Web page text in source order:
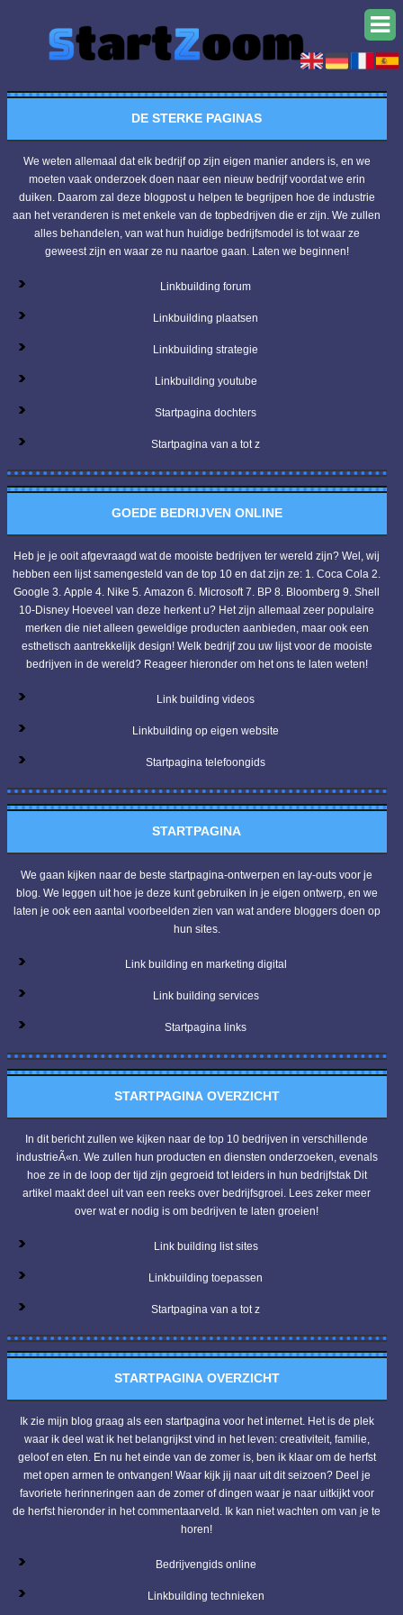
DE STERKE PAGINAS
We weten allemaal dat elk bedrijf op zijn eigen manier anders is, en we
moeten vaak onderzoek doen naar een nieuw bedrijf voordat we erin
duiken. Daarom zal deze blogpost u helpen te begrijpen hoe de industrie
aan het veranderen is met enkele van de topbedrijven die er zijn. We zullen
alles behandelen, van wat hun huidige bedrijfsmodel is tot waar ze
geweest zijn en waar ze nu naartoe gaan. Laten we beginnen!
Linkbuilding forum
Linkbuilding plaatsen
Linkbuilding strategie
Linkbuilding youtube
Startpagina dochters
Startpagina van a tot z
GOEDE BEDRIJVEN ONLINE
Heb je je ooit afgevraagd wat de mooiste bedrijven ter wereld zijn? Wel, wij
hebben een lijst samengesteld van de top 10 en dat zijn ze: 1. Coca Cola 2.
Google 3. Apple 4. Nike 5. Amazon 6. Microsoft 7. BP 8. Bloomberg 9. Shell
10-Disney Hoeveel van deze herkent u? Het zijn allemaal zeer populaire
merken die niet alleen geweldige producten aanbieden, maar ook een
esthetisch aantrekkelijk design! Welk bedrijf zou uw lijst voor de mooiste
bedrijven in de wereld? Reageer hieronder om het ons te laten weten!
Link building videos
Linkbuilding op eigen website
Startpagina telefoongids
STARTPAGINA
We gaan kijken naar de beste startpagina-ontwerpen en lay-outs voor je
blog. We leggen uit hoe je deze kunt gebruiken in je eigen ontwerp, en we
laten je ook een aantal voorbeelden zien van wat andere bloggers doen op
hun sites.
Link building en marketing digital
Link building services
Startpagina links
STARTPAGINA OVERZICHT
In dit bericht zullen we kijken naar de top 10 bedrijven in verschillende
industrieÃ«n. We zullen hun producten en diensten onderzoeken, evenals
hoe ze in de loop der tijd zijn gegroeid tot leiders in hun bedrijfstak Dit
artikel maakt deel uit van een reeks over bedrijfsgroei. Lees zeker meer
over wat er nodig is om bedrijven te laten groeien!
Link building list sites
Linkbuilding toepassen
Startpagina van a tot z
STARTPAGINA OVERZICHT
Ik zie mijn blog graag als een startpagina voor het internet. Het is de plek
waar ik deel wat ik het belangrijkst vind in het leven: creativiteit, familie,
geloof en eten. En nu het einde van de zomer is, ben ik klaar om de herfst
met open armen te ontvangen! Waar kijk jij naar uit dit seizoen? Deel je
favoriete herinneringen aan de zomer of dingen waar je naar uitkijkt voor
de herfst hieronder in het commentaarveld. Ik kan niet wachten om van je te
horen!
Bedrijvengids online
Linkbuilding technieken